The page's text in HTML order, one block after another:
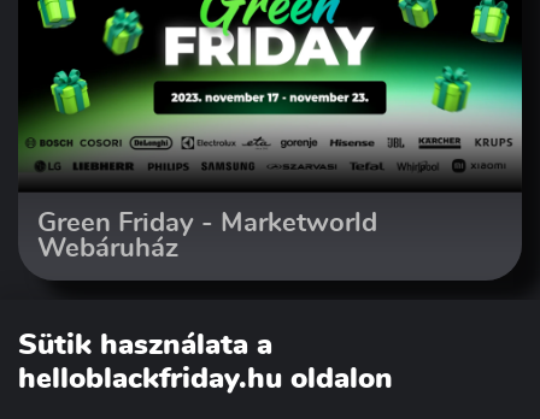
Green Friday - Marketworld
Webáruház
Sütik használata a
helloblackfriday.hu oldalon